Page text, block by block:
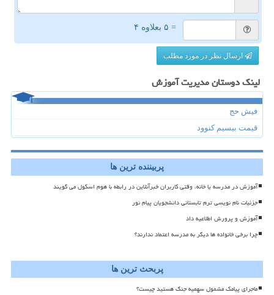
= ۵ بعلاوه ۴
ارسال نظر در مورد مطلب
لینک دوستان مدیریت آموزش
فیش حج
قیمت بیسیم کنوود
پربیننده ترین ها
آموزش در مدرسه یا خانه، وقتی کاربران خبرآنلاین در رابطه با هوم اسکول می گویند
جزئیات نام نویسی ترم تابستانی دانشجویان پیام نور
آموزش و پرورش اطلاعیه داد
چرا برخی خانواده ها دیگر به مدرسه اعتماد ندارند؟
پربحث ترین ها
ماجرای پیامک مشمول سهمیه جنگ هستید چیست؟